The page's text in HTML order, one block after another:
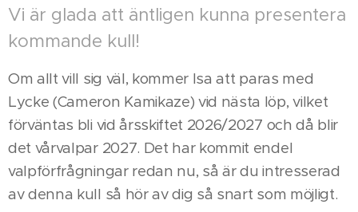
Vi är glada att äntligen kunna presentera
kommande kull!
Om allt vill sig väl, kommer Isa att paras med
Lycke (Cameron Kamikaze) vid nästa löp, vilket
förväntas bli vid årsskiftet 2026/2027 och då blir
det vårvalpar 2027. Det har kommit endel
valpförfrågningar redan nu, så är du intresserad
av denna kull så hör av dig så snart som möjligt.